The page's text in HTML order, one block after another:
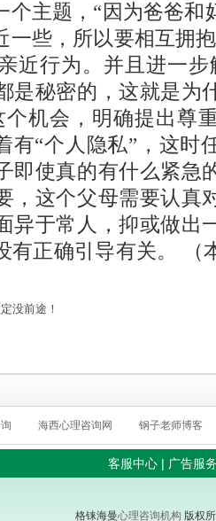
主题， “因为爸爸和
一些，所以要相互拥
近行为。并且进一步
是秘密的，这就是为
个机会，明确提出尊
有“个人隐私” ，这时
即使真的有什么紧急
，这个父母需要认真
异于常人，抑或做出
有正确引导有关。
没前途！
海西心理咨询网 钢子老师博客
客服中心 | 广告服
格铼海曼心理咨询机构 版权